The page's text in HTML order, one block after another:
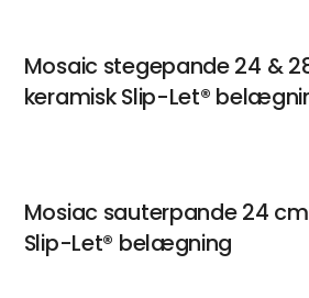
Mosaic stegepande 24 &
keramisk Slip-Let®
Mosiac sauterpande 24
Slip-Let® belægning